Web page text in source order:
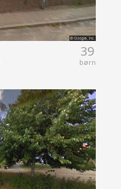
39
børn